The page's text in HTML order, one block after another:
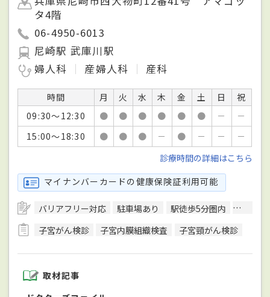
タ4階
06-4950-6013
尼崎駅 武庫川駅
婦人科
産婦人科 産科
時間 月 火 水 木 金 土 日
祝
09:30～12:30
● ● ● ● ● ● －
－
15:00～18:30
● ● ● － ● － －
－
診療時間の詳細はこちら
マイナンバーカードの健康保険証利用可能
バリアフリー対応 駐車場あり 駅徒歩5分圏内
エレベ
子宮がん検診
子宮内膜組織検査 子宮頸がん検診
取材記事